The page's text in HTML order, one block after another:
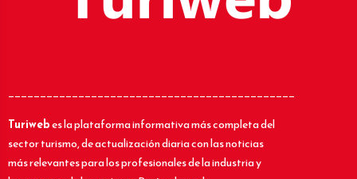
_____________________________________________
Turiwebes la plataforma informativa más completa del
sector turismo, de actualización diaria con las noticias
más relevantes para los profesionales de la industria y